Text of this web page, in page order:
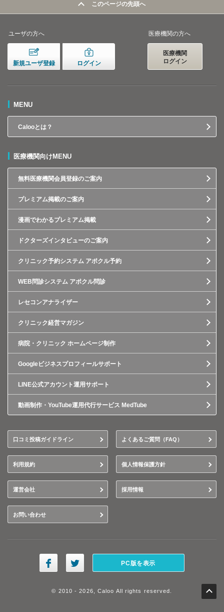
このページの先頭へ
ユーザの方へ
新規ユーザ登録 ログイン
医療機関の方へ
医療機関
ログイン
MENU
Calooとは？
医療機関向けMENU
無料医療機関会員登録のご案内
プレミアム掲載のご案内
漫画でわかるプレミアム掲載
ドクターズインタビューのご案内
クリニック予約システム アポクル予約
WEB問診システム アポクル問診
レセコンアナライザー
クリニック経営マガジン
病院・クリニック ホームページ制作
Googleビジネスプロフィールサポート
LINE公式アカウント運用サポート
動画制作・YouTube運用代行サービス MedTube
口コミ投稿ガイドライン よくあるご質問（FAQ）
利用規約 個人情報保護方針
運営会社 採用情報
お問い合わせ
PC版を表示
© 2010 - 2026, Caloo All rights reserved.